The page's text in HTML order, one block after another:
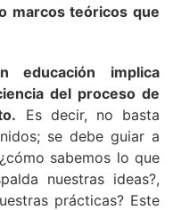
marcos teóricos que
educación implica
del proceso de
Es decir, no basta
se debe guiar a
sabemos lo que
nuestras ideas?,
prácticas? Este